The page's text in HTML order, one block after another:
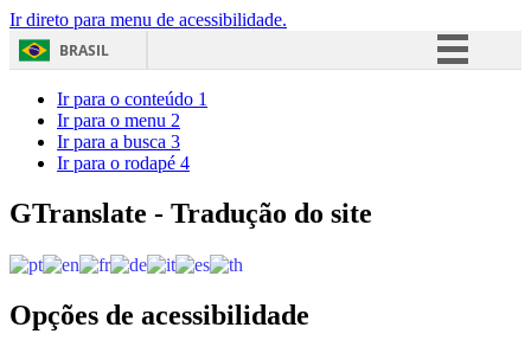
Ir direto para menu de acessibilidade.
BRASIL
Acesso à informação
Ir para o conteúdo 1
Ir para o menu 2
Ir para a busca 3
Ir para o rodapé 4
GTranslate - Tradução do site
Opções de acessibilidade